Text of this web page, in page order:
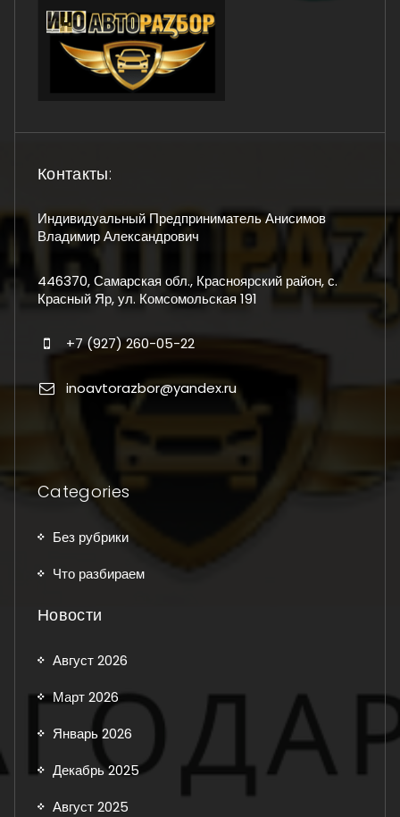
Контакты:
Индивидуальный Предприниматель Анисимов
Владимир Александрович
446370, Самарская обл., Красноярский район, с.
Красный Яр, ул. Комсомольская 191
+7 (927) 260-05-22
inoavtorazbor@yandex.ru
Categories
Без рубрики
Что разбираем
Новости
Август 2026
Март 2026
Январь 2026
Декабрь 2025
Август 2025